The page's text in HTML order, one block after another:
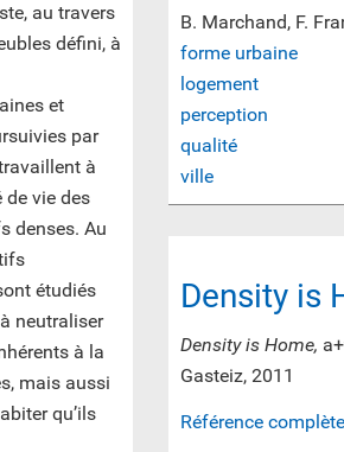
au travers
défini, à
et
par
à
de vie des
denses. Au
étudiés
neutraliser
à la
mais aussi
qu’ils
B. Marchand, F.
forme urbaine
logement
perception
qualité
ville
Density is
Density is Home,
Gasteiz, 2011
Référence